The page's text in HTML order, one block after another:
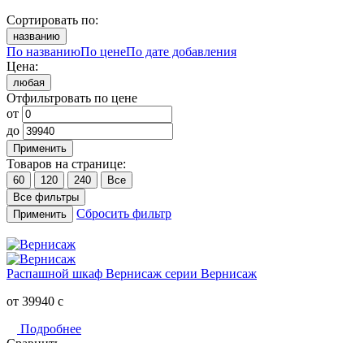
Сортировать по:
названию
По названиюПо ценеПо дате добавления
Цена:
любая
Отфильтровать по цене
от
до
Применить
Товаров на странице:
60 120 240
Все
Все фильтры
Применить
Сбросить фильтр
Распашной шкаф Вернисаж серии Вернисаж
от 39940 c
Подробнее